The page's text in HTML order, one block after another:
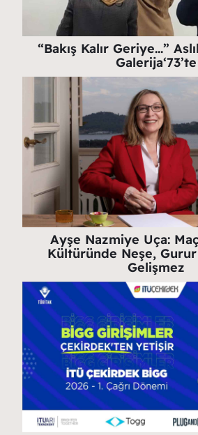
“Bakış Kalır Geriye…”
Galerija‘73’te
Ayşe Nazmiye Uça:
Kültüründe Neşe,
Gelişmez